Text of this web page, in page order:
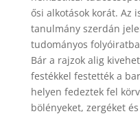
ősi alkotások korát. Az
tanulmány szerdán
tudományos
Bár a rajzok alig
festékkel festették a
helyen fedeztek fel
bölényeket, zergéket